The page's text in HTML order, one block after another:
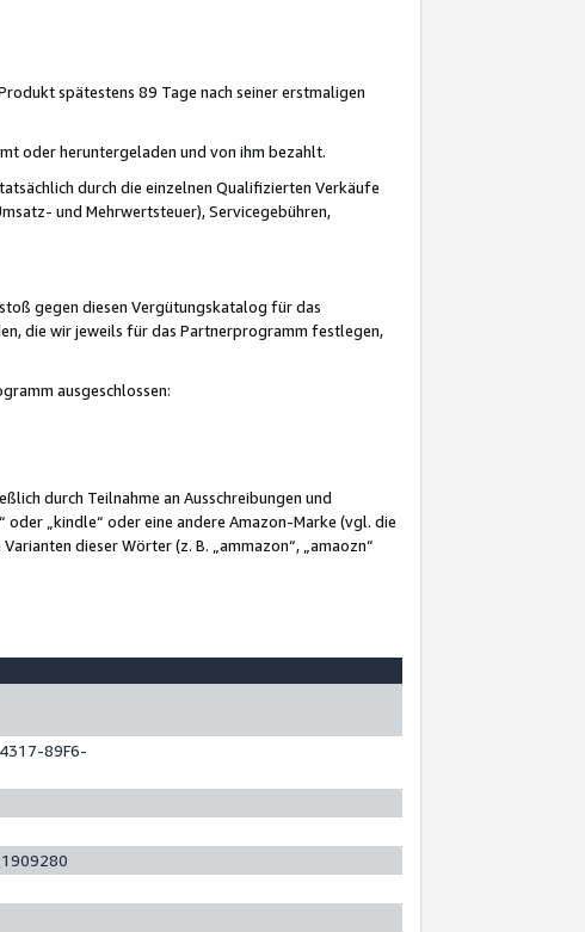
spätestens 89 Tage nach seiner erstmaligen
oder heruntergeladen und von ihm bezahlt.
durch die einzelnen Qualifizierten Verkäufe
und Mehrwertsteuer), Servicegebühren,
gegen diesen Vergütungskatalog für das
die wir jeweils für das Partnerprogramm festlegen,
ausgeschlossen:
durch Teilnahme an Ausschreibungen und
„kindle“ oder eine andere Amazon-Marke (vgl. die
dieser Wörter (z. B. „ammazon“, „amaozn“
89F6-